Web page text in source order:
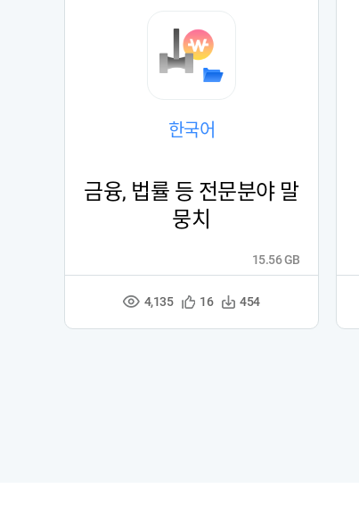
한국어
금융, 법률 등 전문분야 말
뭉치
조
수
4,135
관
등
16
다
수
454
15.56 GB